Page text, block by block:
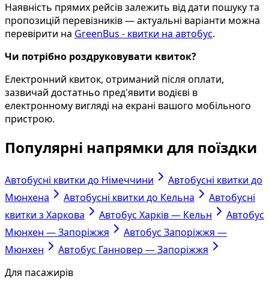
Наявність прямих рейсів залежить від дати пошуку та
пропозицій перевізників — актуальні варіанти можна
перевірити на GreenBus - квитки на автобус.
Чи потрібно роздруковувати квиток?
Електронний квиток, отриманий після оплати,
зазвичай достатньо пред'явити водієві в
електронному вигляді на екрані вашого мобільного
пристрою.
Популярні напрямки для поїздки
Автобусні квитки до Німеччини
Автобусні квитки до
Мюнхена
Автобусні квитки до Кельна
Автобусні
квитки з Харкова
Автобус Харків — Кельн
Автобус
Мюнхен — Запоріжжя
Автобус Запоріжжя —
Мюнхен
Автобус Ганновер — Запоріжжя
Для пасажирів